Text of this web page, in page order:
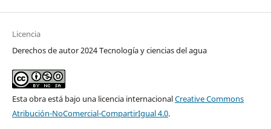
Licencia
Derechos de autor 2024 Tecnología y ciencias del agua
Esta obra está bajo una licencia internacionalCreative Commons
Atribución-NoComercial-CompartirIgual 4.0.